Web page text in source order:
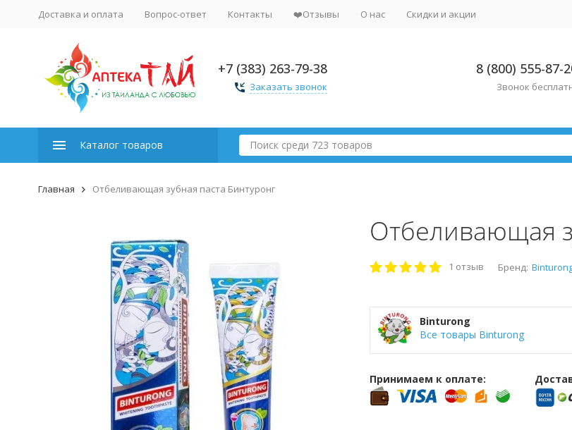
Доставка и оплата Вопрос-ответ Контакты ❤️Отзывы О нас Скидки и акции
+7 (383) 263-79-38
Заказать звонок
8 (800) 555-87-
Звонок
Каталог товаров
Главная Отбеливающая зубная паста Бинтуронг
Отбеливающая
1 отзыв Бренд:
Binturong
Все товары Binturong
Принимаем к оплате: